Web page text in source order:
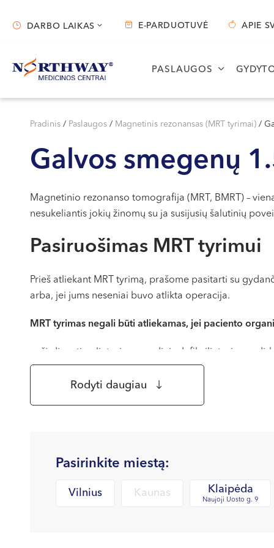
Darbo laikas
Vilnius
S. Žukausko g. 19
Darbo laikas:
I-V 07:30 - 20:30
VII --
Kaunas
Miško g. 25A
Darbo laikas:
I-V 08:00 - 20:00
VII --
DARBO LAIKAS E-PARDUOTUVĖ APIE
PASLAUGOS
Pradinis / Paslaugos / Magnetinis rezonansas (MRT tyrimai) /
Galvos smegenų
Magnetinio rezonanso tomografija (MRT, BMRT) –
nesukeliantis jokių žinomų su ja susijusių šalutinių
Pasiruošimas MRT tyrimui
Prieš atliekant MRT tyrimą, prašome pasitarti su
arba, jei jums neseniai buvo atlikta operacija.
MRT tyrimas negali būti atliekamas, jei paciento
širdies stimuliatorius, poodinis defibriliatorius ar
metalinės kabutės ar metalinės plokštelės
kraujagyslių, akių bei ausų implantai;
moterims, turinčioms kontraceptinę spiralę, prieš
MRT tyrimas gali būti atliekamas, jei turite plombų ar
Rodyti daugiau
Pasirinkite miestą:
Vilnius Kaunas Klaipėda
Naujoji Uosto g. 9